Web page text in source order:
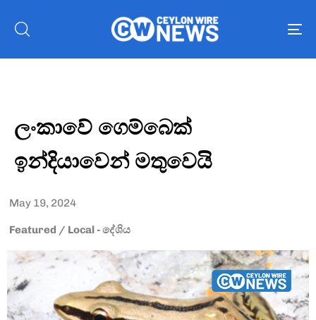
ලංකාවේ ගෙම්බෙක්
ඉන්දියාවෙන් මතුවෙයි
May 19, 2024
Featured / Local - දේශිය